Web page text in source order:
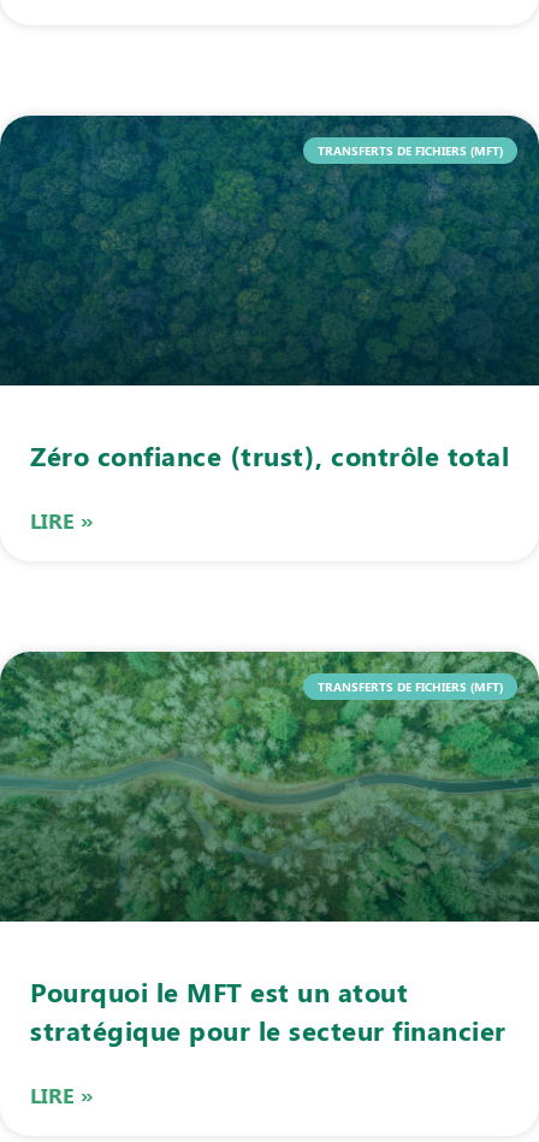
TRANSFERTS DE FICHIERS (MFT)
Zéro confiance (trust), contrôle total
LIRE »
TRANSFERTS DE FICHIERS (MFT)
Pourquoi le MFT est un atout
stratégique pour le secteur financier
LIRE »